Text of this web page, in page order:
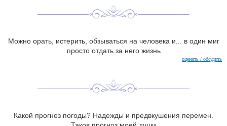
Можно орать, истерить, обзываться на человека и... в один миг
просто отдать за него жизнь
оценить / обсудить
Какой прогноз погоды? Надежды и предвкушения перемен.